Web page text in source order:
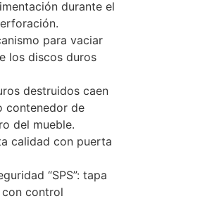
durante el
para vaciar
los discos duros
destruidos caen
contenedor de
del mueble.
calidad con puerta
“SPS”: tapa
control